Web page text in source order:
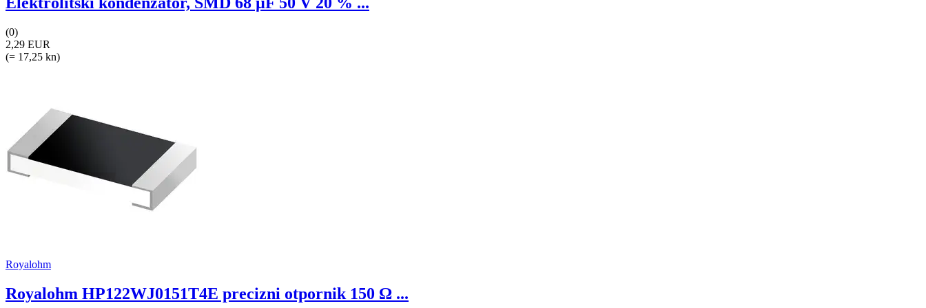
(0)
2,29 EUR
(= 17,25 kn)
Royalohm
Royalohm HP122WJ0151T4E precizni otpornik 150 Ω ...